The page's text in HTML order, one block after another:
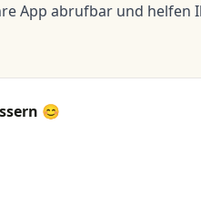
App abrufbar und helfen
😊